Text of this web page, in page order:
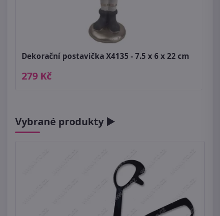
Dekorační postavička X4135 - 7.5 x 6 x 22 cm
279 Kč
Vybrané produkty ►